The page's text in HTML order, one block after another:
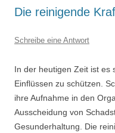
Die reinigende
Schreibe eine Antwort
In der heutigen Zeit ist es
Einflüssen zu schützen.
ihre Aufnahme in den
Ausscheidung von
Gesunderhaltung. Die